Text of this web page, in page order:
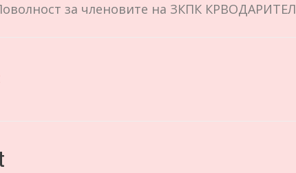
за членовите на ЗКПК КРВОДАРИТЕЛ